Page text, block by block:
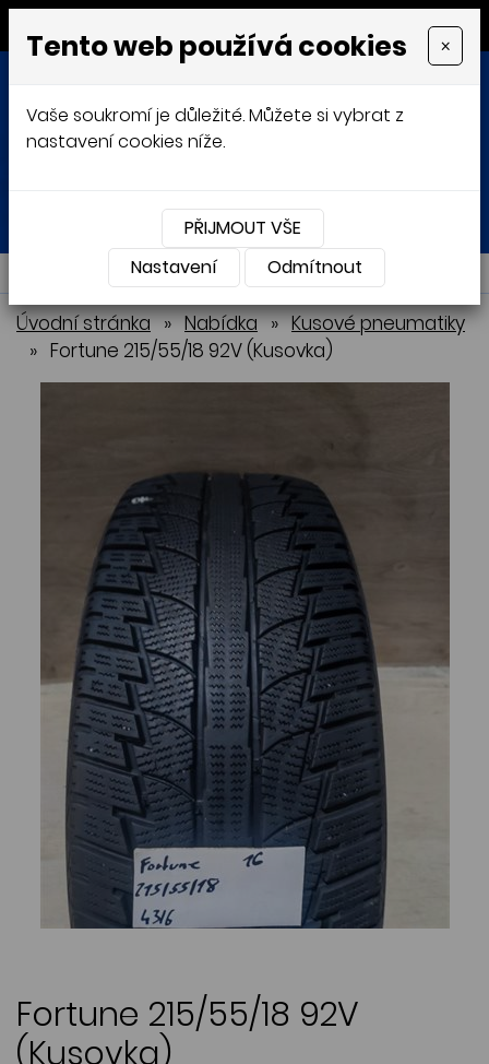
MENU
Přihlásit Košík
NABÍDKA
Úvodní stránka » Nabídka » Kusové pneumatiky
» Fortune 215/55/18 92V (Kusovka)
Fortune 215/55/18 92V
(Kusovka)
Tento web používá cookies ×
Vaše soukromí je důležité. Můžete si vybrat z
nastavení cookies níže.
PŘIJMOUT VŠE
Nastavení
Odmítnout